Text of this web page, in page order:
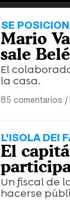
SE
Mario
sale
El
la casa.
85 comentarios |
L'ISOLA DEI
El
Un fiscal de
hacerse